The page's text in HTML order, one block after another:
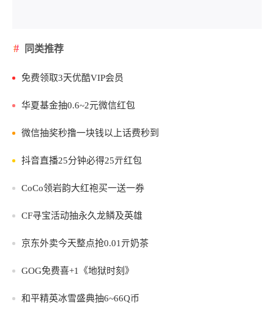
同类推荐
免费领取3天优酷VIP会员
华夏基金抽0.6~2元微信红包
微信抽奖秒撸一块钱以上话费秒到
抖音直播25分钟必得25亓红包
CoCo领岩韵大红袍买一送一券
CF寻宝活动抽永久龙鳞及英雄
京东外卖今天整点抢0.01亓奶茶
GOG免费喜+1《地狱时刻》
和平精英冰雪盛典抽6~66Q币